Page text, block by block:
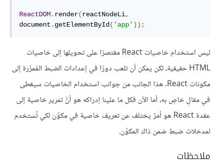
ReactDOM. render(reactNodeLi,
document . getElementById ( 'app' ));
ليس استخدام خاصيات React مقتصرًا على تحويلها إلى خاصيات
HTML حقيقية، لكن يمكن أن تلعب دورًا في إعدادات الضبط المُمرَّرة إلى
مكونات React. هذا الجانب من جوانب استخدام الخاصيات سيغطى
في مقالٍ خاصٍ به، أما الآن فكل ما علينا إدراكه هو أنَّ تمرير خاصية إلى
عقدة React هو أمرٌ يختلف عن تعريف خاصية في مكوِّن لكي تُستخدم
لمدخلات ضبط ضمن ذاك المكوِّن.
ملاحظات